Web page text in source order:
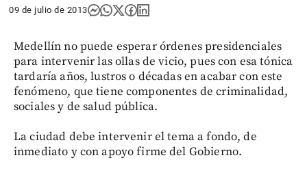
09 de julio de 2013
Medellín no puede esperar órdenes presidenciales
para intervenir las ollas de vicio, pues con esa tónica
tardaría años, lustros o décadas en acabar con este
fenómeno, que tiene componentes de criminalidad,
sociales y de salud pública.
La ciudad debe intervenir el tema a fondo, de
inmediato y con apoyo firme del Gobierno.